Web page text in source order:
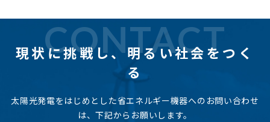
CONTACT
現状に挑戦し、明るい社会をつく
る
太陽光発電をはじめとした省エネルギー機器へのお問い合わせ
は、下記からお願いします。